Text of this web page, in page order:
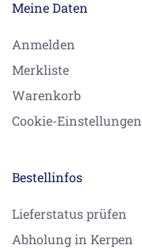
Meine Daten
Anmelden
Merkliste
Warenkorb
Cookie-Einstellungen
Bestellinfos
Lieferstatus prüfen
Abholung in Kerpen